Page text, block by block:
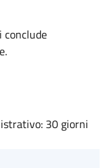
conclude
30 giorni